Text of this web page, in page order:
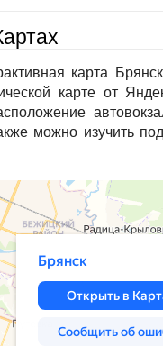
карта
карте от
можно изучить